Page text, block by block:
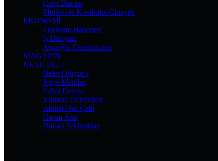
Çarşı Davası
Münevver Karabulut Cinayeti
EKONOMI
Ekonomi Haberleri
İş Dünyası
Aşçıoğlu Construction
MAGAZIN
NE OLDU ?
Neler Oluyor ?
Jorge Mendes
Fulya Davası
Yıldırım Demirören
Ahmet Nur Çebi
Hasan Arat
Hürser Tekinoktay